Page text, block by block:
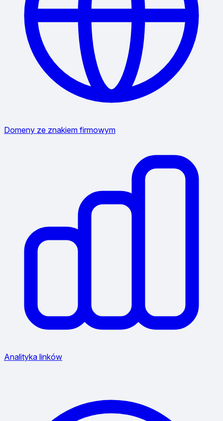
Domeny ze znakiem firmowym
Analityka linków